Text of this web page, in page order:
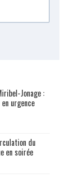
Jonage :
urgence
du
en soirée